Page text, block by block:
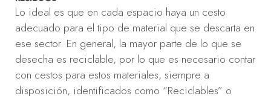
Lo ideal es que en cada espacio haya un cesto
adecuado para el tipo de material que se descarta en
ese sector. En general, la mayor parte de lo que se
desecha es reciclable, por lo que es necesario contar
con cestos para estos materiales, siempre a
disposición, identificados como “Reciclables” o